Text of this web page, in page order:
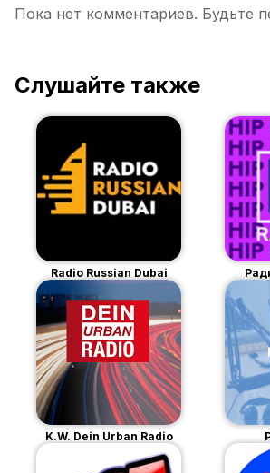
Пока нет комментариев. Будьте
Слушайте также
Radio Russian Dubai
K.W. Dein Urban Radio